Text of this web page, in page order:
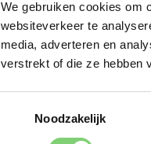
We gebruiken cookies om
websiteverkeer te
media, adverteren en
verstrekt of die ze hebben
Noodzakelijk
naar: